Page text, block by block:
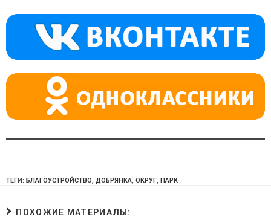
a
ss
ni
ki
m p
p
ТЕГИ: БЛАГОУСТРОЙСТВО, ДОБРЯНКА, ОКРУГ, ПАРК
ПОХОЖИЕ МАТЕРИАЛЫ: